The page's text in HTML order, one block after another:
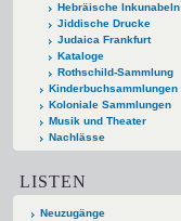
Hebräische Inkunabeln
Jiddische Drucke
Judaica Frankfurt
Kataloge
Rothschild-Sammlung
Kinderbuchsammlungen
Koloniale Sammlungen
Musik und Theater
Nachlässe
LISTEN
Neuzugänge